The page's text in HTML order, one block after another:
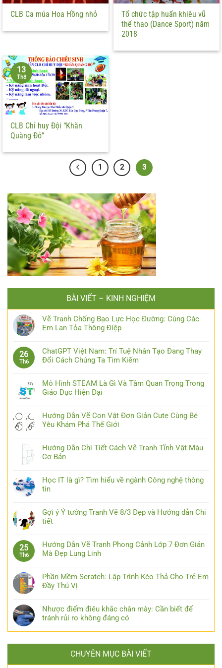
CLB Ca múa Hoa Hồng nhỏ
Tổ chức tập huấn khiêu vũ
thể thao (Dance Sport) năm
2018
CLB Chỉ huy Đội “Khăn
Quàng Đỏ”
13
Th8
1 2 3
BÀI VIẾT – KINH NGHIỆM
Vẽ Tranh Chống Bạo Lực Học Đường: Cùng Các
Em Lan Tỏa Thông Điệp
26
Th6
ChatGPT Việt Nam: Trí Tuệ Nhân Tạo Đang Thay
Đổi Cách Chúng Ta Tìm Kiếm
Mô Hình STEAM Là Gì Và Tầm Quan Trọng Trong
Giáo Dục Hiện Đại
Hướng Dẫn Vẽ Con Vật Đơn Giản Cute Cùng Bé
Yêu Khám Phá Thế Giới
Hướng Dẫn Chi Tiết Cách Vẽ Tranh Tĩnh Vật Màu
Cơ Bản
Học IT là gì? Tìm hiểu về ngành Công nghệ thông
tin
Gợi ý Ý tưởng Tranh Vẽ 8/3 Đẹp và Hướng dẫn Chi
tiết
25
Th6
Hướng Dẫn Vẽ Tranh Phong Cảnh Lớp 7 Đơn Giản
Mà Đẹp Lung Linh
Phần Mềm Scratch: Lập Trình Kéo Thả Cho Trẻ Em
Đầy Thú Vị
Nhược điểm điêu khắc chân mày: Cần biết để
tránh rủi ro không đáng có
CHUYÊN MỤC BÀI VIẾT